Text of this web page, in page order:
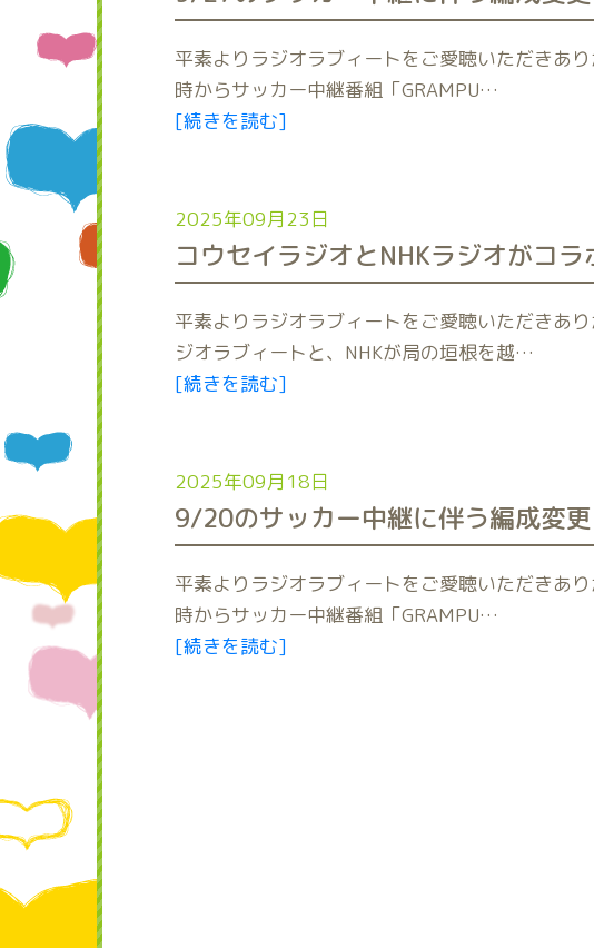
平素よりラジオラブィートをご愛聴いただきあ
時からサッカー中継番組「GRAMPU…
[続きを読む]
2025年09月23日
コウセイラジオとNHKラジオがコラ
平素よりラジオラブィートをご愛聴いただきあ
ジオラブィートと、NHKが局の垣根を越…
[続きを読む]
2025年09月18日
9/20のサッカー中継に伴う編成変
平素よりラジオラブィートをご愛聴いただきあ
時からサッカー中継番組「GRAMPU…
[続きを読む]